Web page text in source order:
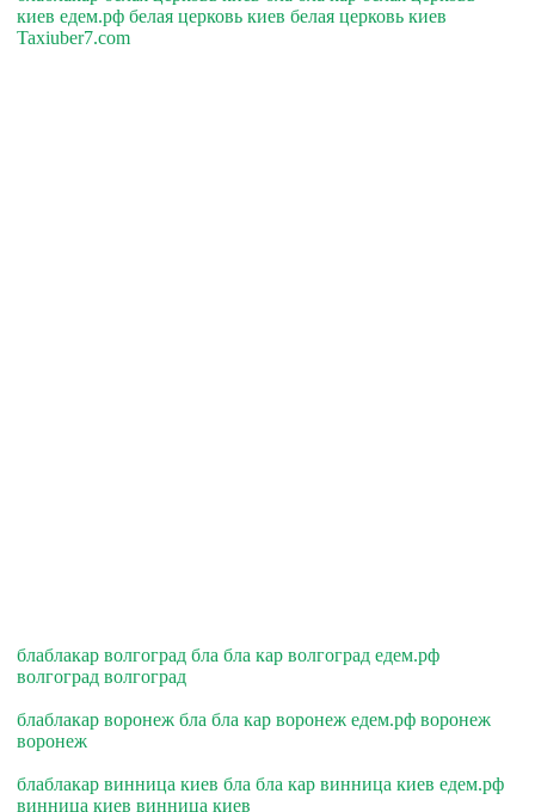
киев едем.рф белая церковь киев белая церковь киев
Taxiuber7.com
блаблакар волгоград бла бла кар волгоград едем.рф
волгоград волгоград
блаблакар воронеж бла бла кар воронеж едем.рф воронеж
воронеж
блаблакар винница киев бла бла кар винница киев едем.рф
винница киев винница киев